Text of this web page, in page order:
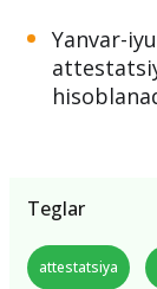
Yanvar-
Teglar
attestatsiya